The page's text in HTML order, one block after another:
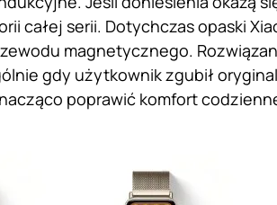
całej serii. Dotychczas opaski
magnetycznego.
gdy użytkownik zgubił
poprawić komfort